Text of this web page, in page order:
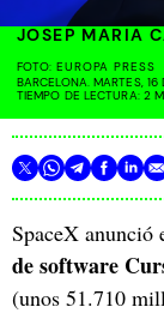
JOSEP MARIA
FOTO: EUROPA PRESS
BARCELONA. MARTES,
TIEMPO DE LECTURA: 2
SpaceX anunció
de software
(unos 51.710